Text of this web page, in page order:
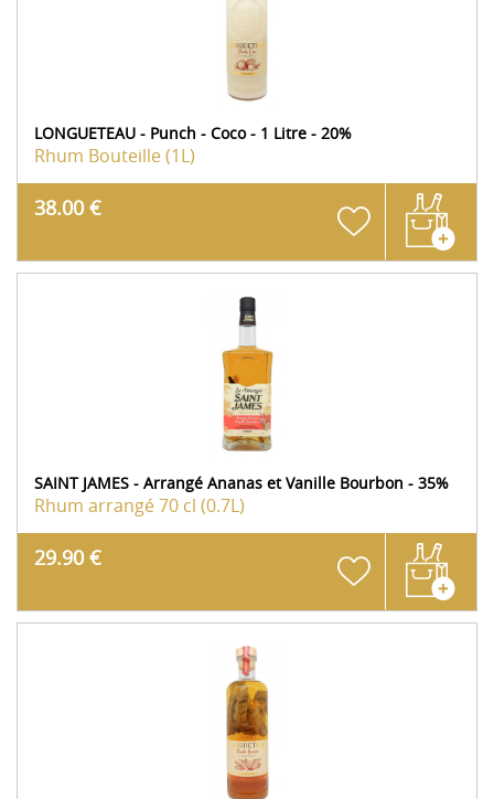
LONGUETEAU - Punch - Coco - 1 Litre - 20%
Rhum Bouteille (1L)
38.00 €
SAINT JAMES - Arrangé Ananas et Vanille Bourbon - 35%
Rhum arrangé70 cl (0.7L)
29.90 €